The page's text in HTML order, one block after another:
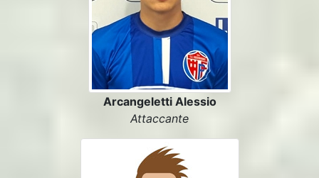
Arcangeletti Alessio
Attaccante